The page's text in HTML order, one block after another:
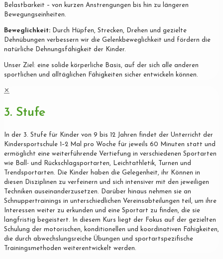
Belastbarkeit – von kurzen Anstrengungen bis hin zu längeren
Bewegungseinheiten.
Beweglichkeit: Durch Hüpfen, Strecken, Drehen und gezielte
Dehnübungen verbessern wir die Gelenkbeweglichkeit und fördern die
natürliche Dehnungsfähigkeit der Kinder.
Unser Ziel: eine solide körperliche Basis, auf der sich alle anderen
sportlichen und alltäglichen Fähigkeiten sicher entwickeln können.
✕
3. Stufe
In der 3. Stufe für Kinder von 9 bis 12 Jahren findet der Unterricht der
Kindersportschule 1–2 Mal pro Woche für jeweils 60 Minuten statt und
ermöglicht eine weiterführende Vertiefung in verschiedenen Sportarten
wie Ball- und Rückschlagsportarten, Leichtathletik, Turnen und
Trendsportarten. Die Kinder haben die Gelegenheit, ihr Können in
diesen Disziplinen zu verfeinern und sich intensiver mit den jeweiligen
Techniken auseinanderzusetzen. Darüber hinaus nehmen sie an
Schnuppertrainings in unterschiedlichen Vereinsabteilungen teil, um ihre
Interessen weiter zu erkunden und eine Sportart zu finden, die sie
langfristig begeistert. In diesem Kurs liegt der Fokus auf der gezielten
Schulung der motorischen, konditionellen und koordinativen Fähigkeiten,
die durch abwechslungsreiche Übungen und sportartspezifische
Trainingsmethoden weiterentwickelt werden.